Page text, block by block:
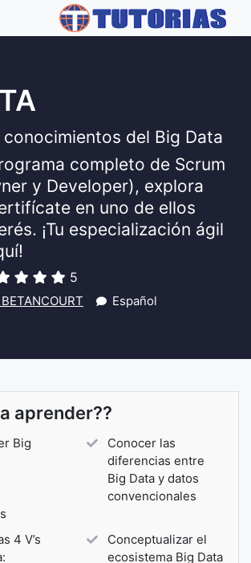
del Big Data
completo de Scrum
y Developer), explora
en uno de ellos
¡Tu especialización ágil
5
Español
aprender??
Big
Conocer las
diferencias entre
Big Data y datos
convencionales
4 V’s
Conceptualizar el
ecosistema Big Data